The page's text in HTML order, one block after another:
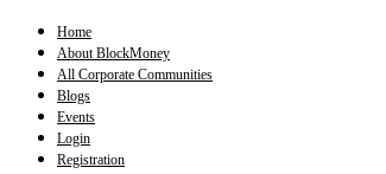
Home
About BlockMoney
All Corporate Communities
Blogs
Events
Login
Registration